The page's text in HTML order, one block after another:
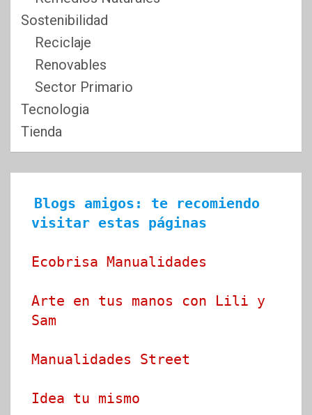
Sostenibilidad
Reciclaje
Renovables
Sector Primario
Tecnologia
Tienda
Blogs amigos: te recomiendo
visitar estas páginas
Ecobrisa Manualidades
Arte en tus manos con Lili y
Sam
Manualidades Street
Idea tu mismo